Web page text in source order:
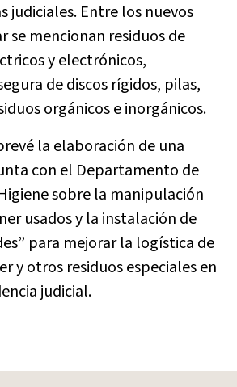
judiciales. Entre los nuevos
se mencionan residuos de
y electrónicos,
de discos rígidos, pilas,
orgánicos e inorgánicos.
la elaboración de una
con el Departamento de
sobre la manipulación
usados y la instalación de
para mejorar la logística de
y otros residuos especiales en
judicial.